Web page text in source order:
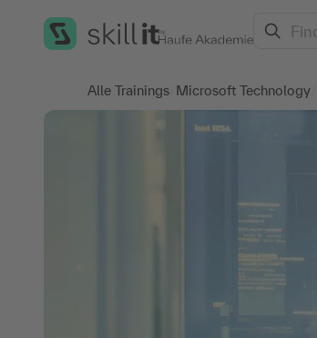
Alle Trainings Microsoft Technology